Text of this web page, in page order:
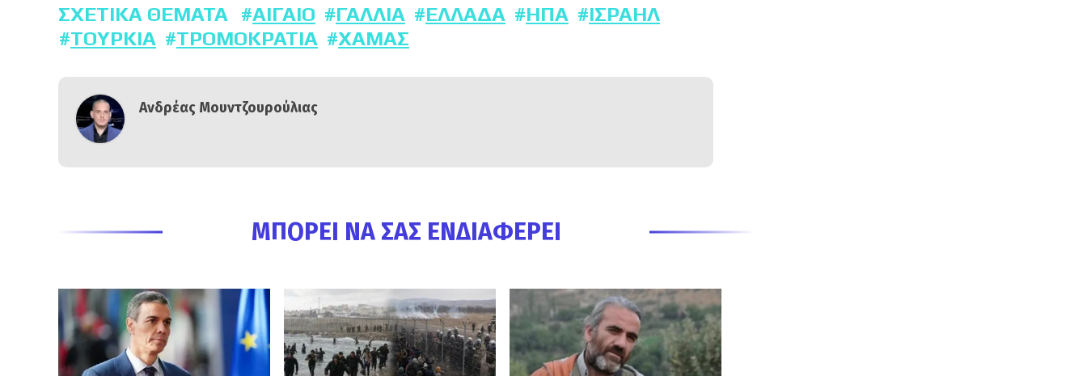
ΣΧΕΤΙΚΆ ΘΈΜΑΤΑ ΑΙΓΑΊΟ ΓΑΛΛΊΑ ΕΛΛΆΔΑ ΗΠΑ
ΙΣΡΑΉΛ
ΤΟΥΡΚΊΑ
ΤΡΟΜΟΚΡΑΤΊΑ ΧΑΜΑΣ
Ανδρέας Μουντζουρούλιας
ΜΠΟΡΕΊ ΝΑ ΣΑΣ ΕΝΔΙΑΦΈΡΕΙ